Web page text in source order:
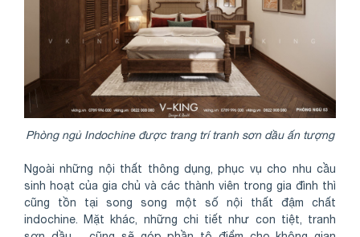
Phòng ngủ Indochine được trang trí tranh sơn dầu ấn tượng
Ngoài những nội thất thông dụng, phục vụ cho nhu cầu
sinh hoạt của gia chủ và các thành viên trong gia đình thì
cũng tồn tại song song một số nội thất đậm chất
indochine. Mặt khác, những chi tiết như con tiệt, tranh